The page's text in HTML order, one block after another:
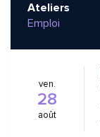
Ateliers
Emploi
ven.
28
août